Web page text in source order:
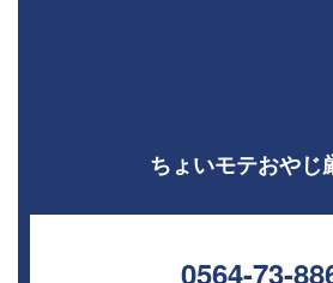
ちょいモテおやじ
0564-73-